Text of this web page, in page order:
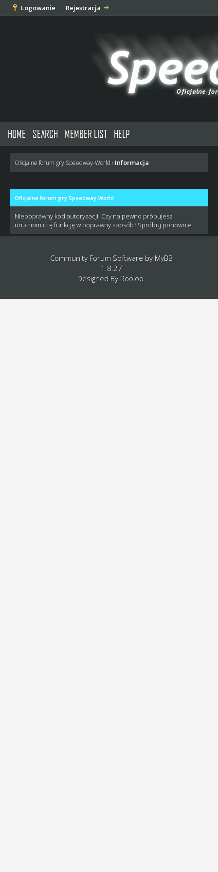
Logowanie Rejestracja
HOME SEARCH MEMBER LIST HELP
Oficjalne forum gry Speedway-World › Informacja
Oficjalne forum gry Speedway-World
Niepoprawny kod autoryzacji. Czy na pewno próbujesz
uruchomić tę funkcję w poprawny sposób? Spróbuj ponownie.
Community Forum Software by MyBB
1.8.27
Designed By Rooloo.